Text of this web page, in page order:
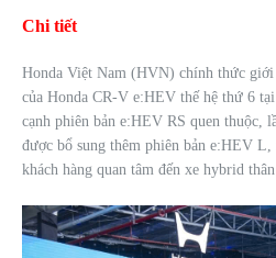
Chi tiết
Honda Việt Nam (HVN) chính thức giới
của Honda CR-V e:HEV thế hệ thứ 6
cạnh phiên bản e:HEV RS quen thuộc,
được bổ sung thêm phiên bản e:HEV
khách hàng quan tâm đến xe hybrid